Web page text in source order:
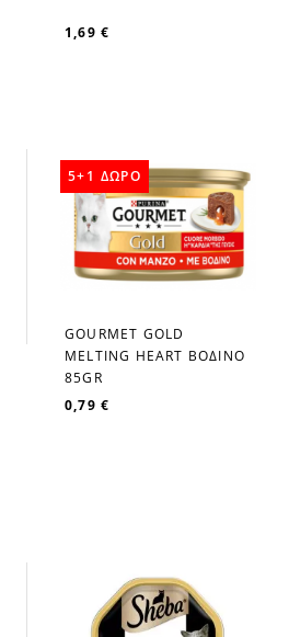
1,69 €
favorite_border
GOURMET GOLD
MELTIΝG HEART ΒΟΔΙΝΟ
85GR
0,79 €
5+1 ΔΩΡΟ